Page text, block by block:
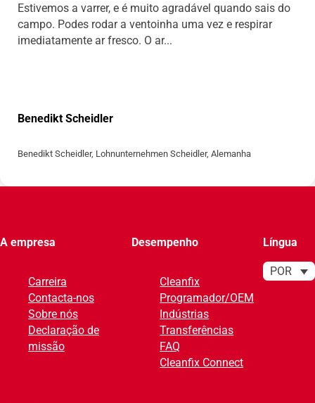
Benedikt Scheidler
Benedikt Scheidler, Lohnunternehmen Scheidler, Alemanha
Estivemos a varrer, e é muito agradável quando sais do
campo. Podes rodar a ventoinha uma vez e respirar
imediatamente ar fresco. O ar...
A empresa
Carreira
Contacta-nos
Sobre nós
Declaração de
missão
Desempenho
Cleanfix
Programador/OEM
Indústrias
Transferências
FAQ
Cleanfix Connect
Língua
POR